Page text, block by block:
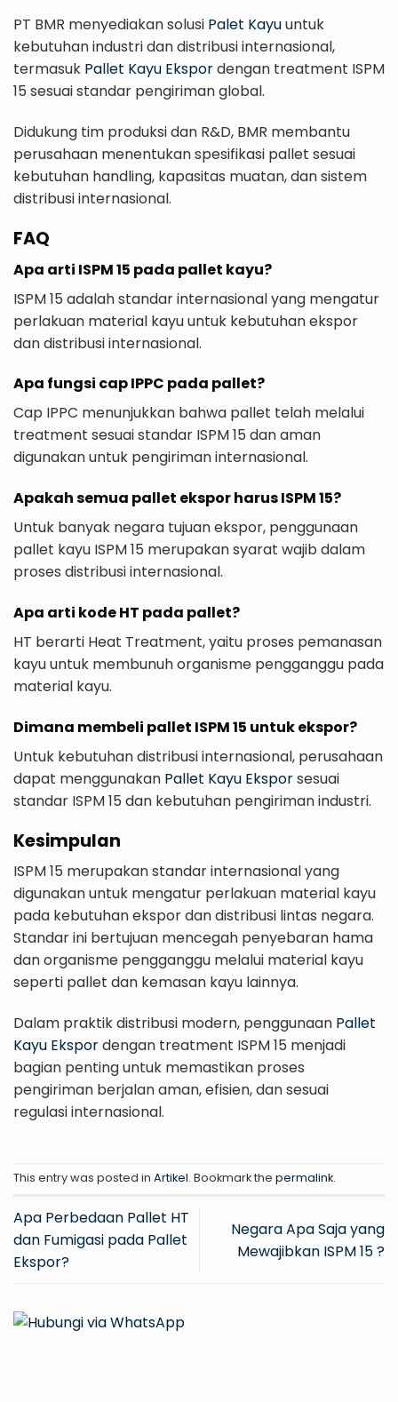
PT BMR menyediakan solusi Palet Kayuuntuk
kebutuhan industri dan distribusi internasional,
termasuk Pallet Kayu Ekspordengan treatment ISPM
15 sesuai standar pengiriman global.
Didukung tim produksi dan R&D, BMR membantu
perusahaan menentukan spesifikasi pallet sesuai
kebutuhan handling, kapasitas muatan, dan sistem
distribusi internasional.
FAQ
Apa arti ISPM 15 pada pallet kayu?
ISPM 15 adalah standar internasional yang mengatur
perlakuan material kayu untuk kebutuhan ekspor
dan distribusi internasional.
Apa fungsi cap IPPC pada pallet?
Cap IPPC menunjukkan bahwa pallet telah melalui
treatment sesuai standar ISPM 15 dan aman
digunakan untuk pengiriman internasional.
Apakah semua pallet ekspor harus ISPM 15?
Untuk banyak negara tujuan ekspor, penggunaan
pallet kayu ISPM 15 merupakan syarat wajib dalam
proses distribusi internasional.
Apa arti kode HT pada pallet?
HT berarti Heat Treatment, yaitu proses pemanasan
kayu untuk membunuh organisme pengganggu pada
material kayu.
Dimana membeli pallet ISPM 15 untuk ekspor?
Untuk kebutuhan distribusi internasional, perusahaan
dapat menggunakan Pallet Kayu Eksporsesuai
standar ISPM 15 dan kebutuhan pengiriman industri.
Kesimpulan
ISPM 15 merupakan standar internasional yang
digunakan untuk mengatur perlakuan material kayu
pada kebutuhan ekspor dan distribusi lintas negara.
Standar ini bertujuan mencegah penyebaran hama
dan organisme pengganggu melalui material kayu
seperti pallet dan kemasan kayu lainnya.
Dalam praktik distribusi modern, penggunaan Pallet
Kayu Ekspordengan treatment ISPM 15 menjadi
bagian penting untuk memastikan proses
pengiriman berjalan aman, efisien, dan sesuai
regulasi internasional.
This entry was posted in Artikel. Bookmark the permalink.
Apa Perbedaan Pallet HT
dan Fumigasi pada Pallet
Ekspor?
Negara Apa Saja yang
Mewajibkan ISPM 15 ?